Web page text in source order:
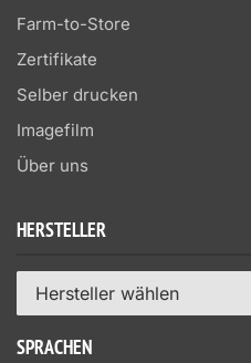
Farm-to-Store
Zertifikate
Selber drucken
Imagefilm
Über uns
HERSTELLER
Hersteller wählen
SPRACHEN